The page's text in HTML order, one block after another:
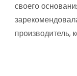
своего
производитель,